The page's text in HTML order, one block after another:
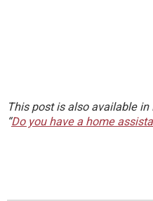
This post is also available
“Do you have a home